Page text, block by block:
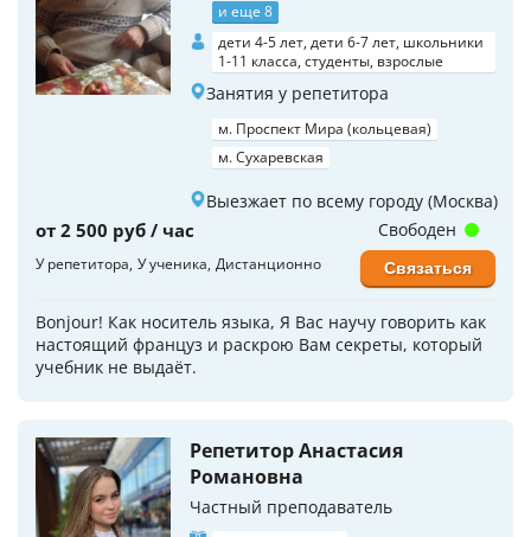
и еще 8
дети 4-5 лет, дети 6-7 лет, школьники
1-11 класса, студенты, взрослые
Занятия у репетитора
м. Проспект Мира (кольцевая)
м. Сухаревская
Выезжает по всему городу (Москва)
от 2 500 руб / час
У репетитора У ученика Дистанционно
Bonjour! Как носитель языка, Я Вас научу говорить как
настоящий француз и раскрою Вам секреты, который
учебник не выдаёт.
Свободен
Связаться
Репетитор Анастасия
Романовна
Частный преподаватель